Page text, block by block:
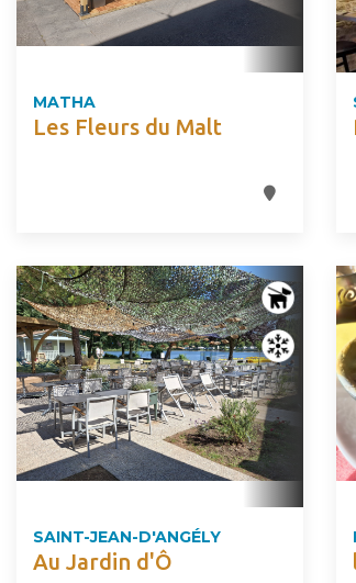
MATHA
Les Fleurs du Malt
SAINT-JEAN-D'ANGÉLY
Au Jardin d'Ô